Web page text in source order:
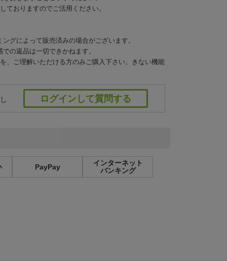
ておりますのでご活用ください。
グによって販売済みの場合がございます。
の返品は一切できかねます。
、ご理解いただける方のみご購入下さい。きない機能
ログインして質問する
PayPay
インターネット
バンキング